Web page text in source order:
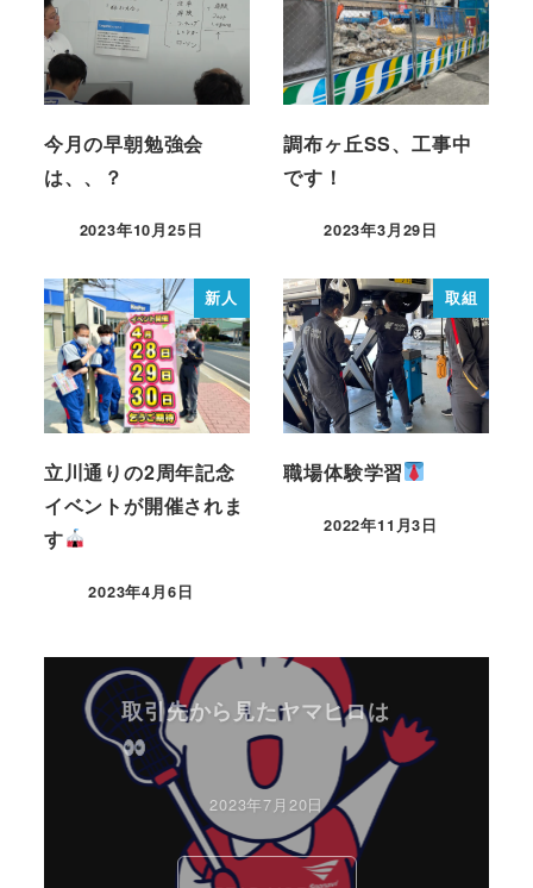
今月の早朝勉強会
は、、？
2023年10月25日
調布ヶ丘SS、工事中
です！
2023年3月29日
新人
立川通りの2周年記念
イベントが開催されま
す
2023年4月6日
取組
職場体験学習
2022年11月3日
取引先から見たヤマヒロは
2023年7月20日